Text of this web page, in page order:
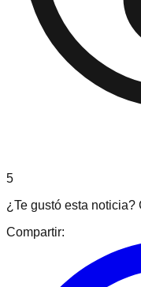
5
¿Te gustó esta noticia?
Compartir: